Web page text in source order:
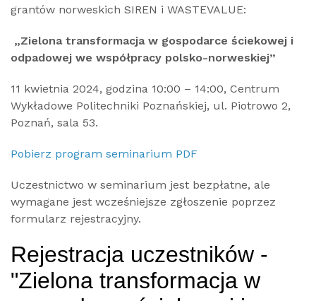
grantów norweskich SIREN i WASTEVALUE:
„Zielona transformacja w gospodarce ściekowej i
odpadowej we współpracy polsko-norweskiej”
11 kwietnia 2024, godzina 10:00 – 14:00, Centrum
Wykładowe Politechniki Poznańskiej, ul. Piotrowo 2,
Poznań, sala 53.
Pobierz program seminarium PDF
Uczestnictwo w seminarium jest bezpłatne, ale
wymagane jest wcześniejsze zgłoszenie poprzez
formularz rejestracyjny.